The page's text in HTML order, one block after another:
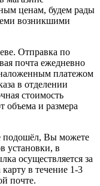
ценам, будем рады
возникшими
Отправка по
почта ежедневно
платежом
в отделении
стоимость
объема и размера
подошёл, Вы можете
установки, в
осуществляется за
в течение 1-3
почте.